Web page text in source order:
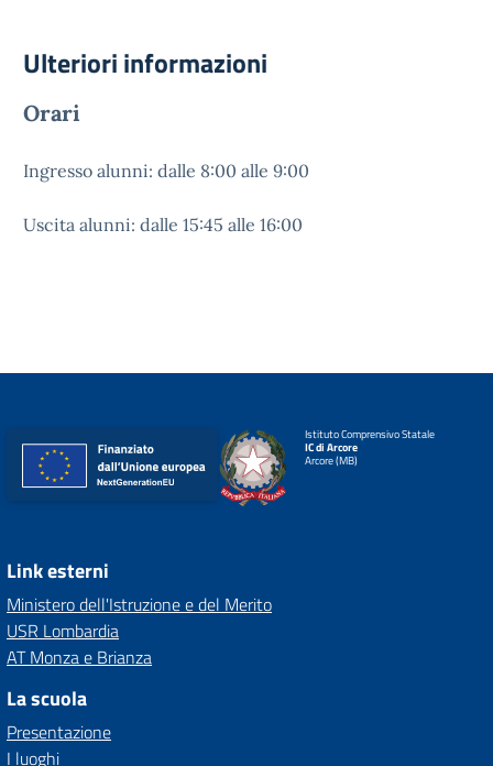
Ulteriori informazioni
Orari
Ingresso alunni: dalle 8:00 alle 9:00
Uscita alunni: dalle 15:45 alle 16:00
Istituto Comprensivo Statale
IC di Arcore
Arcore (MB)
Link esterni
Ministero dell'Istruzione e del Merito
USR Lombardia
AT Monza e Brianza
La scuola
Presentazione
I luoghi